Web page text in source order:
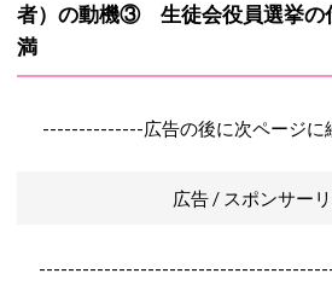
者）の動機③ 生徒会役員選挙の
満
--------------広告の後に次ページ
広告 / スポンサー